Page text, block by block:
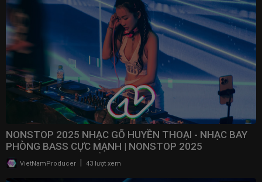
NONSTOP 2025 NHẠC GÕ HUYỀN THOẠI - NHẠC BAY
PHÒNG BASS CỰC MẠNH | NONSTOP 2025
VINAHOUSE BAY PHÒNG
VietNamProducer 43 lượt xem